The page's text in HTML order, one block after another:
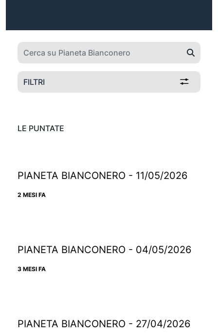
FILTRI
LE PUNTATE
PIANETA BIANCONERO - 11/05/2026
2 MESI FA
PIANETA BIANCONERO - 04/05/2026
3 MESI FA
PIANETA BIANCONERO - 27/04/2026